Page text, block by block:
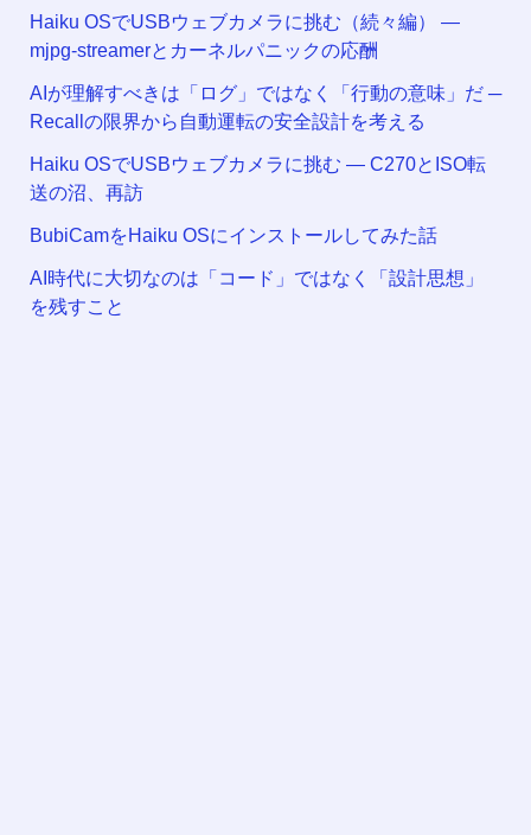
Haiku OSでUSBウェブカメラに挑む（続々編） —
mjpg-streamerとカーネルパニックの応酬
AIが理解すべきは「ログ」ではなく「行動の意味」だ ─
Recallの限界から自動運転の安全設計を考える
Haiku OSでUSBウェブカメラに挑む — C270とISO転
送の沼、再訪
BubiCamをHaiku OSにインストールしてみた話
AI時代に大切なのは「コード」ではなく「設計思想」
を残すこと